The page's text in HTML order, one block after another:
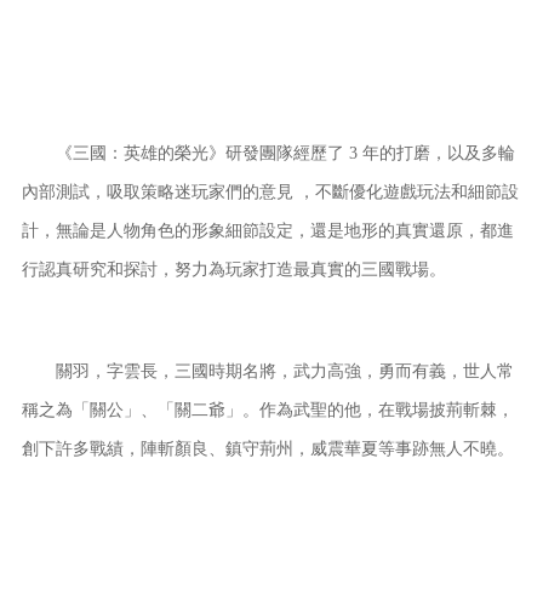
《三國：英雄的榮光》研發團隊經歷了 3 年的打磨，以及多輪
內部測試，吸取策略迷玩家們的意見 ，不斷優化遊戲玩法和細節設
計，無論是人物角色的形象細節設定，還是地形的真實還原，都進
行認真研究和探討，努力為玩家打造最真實的三國戰場。
關羽，字雲長，三國時期名將，武力高強，勇而有義，世人常
稱之為「關公」、「關二爺」。作為武聖的他，在戰場披荊斬棘，
創下許多戰績，陣斬顏良、鎮守荊州，威震華夏等事跡無人不曉。